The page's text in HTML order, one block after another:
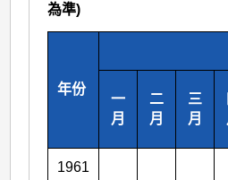
為準)
年份
一
月
二
月
三
月
1961